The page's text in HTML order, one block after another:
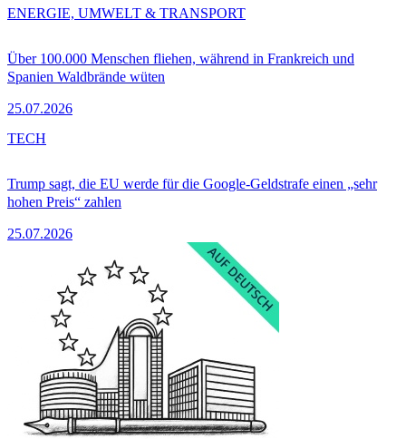
Über 100.000 Menschen fliehen, während in Frankreich und
Spanien Waldbrände wüten
25.07.2026
ENERGIE, UMWELT & TRANSPORT
Trump sagt, die EU werde für die Google-Geldstrafe einen „sehr
hohen Preis“ zahlen
25.07.2026
TECH